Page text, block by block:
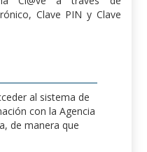
Clave PIN y Clave
al sistema de
con la Agencia
de manera que